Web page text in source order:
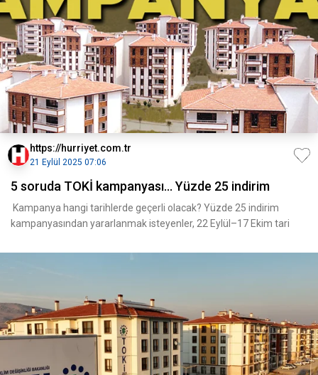
https://hurriyet.com.tr
21 Eylül 2025 07:06
5 soruda TOKİ kampanyası... Yüzde 25 indirim
Kampanya hangi tarihlerde geçerli olacak? Yüzde 25 indirim
kampanyasından yararlanmak isteyenler, 22 Eylül–17 Ekim tari